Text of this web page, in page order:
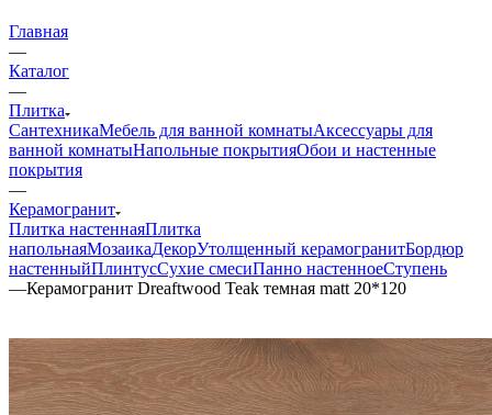
Главная
—
Каталог
—
Плитка
СантехникаМебель для ванной комнатыАксессуары для
ванной комнатыНапольные покрытияОбои и настенные
покрытия
—
Керамогранит
Плитка настеннаяПлитка
напольнаяМозаикаДекорУтолщенный керамогранитБордюр
настенныйПлинтусСухие смесиПанно настенноеСтупень
—Керамогранит Dreaftwood Teak темная matt 20*120